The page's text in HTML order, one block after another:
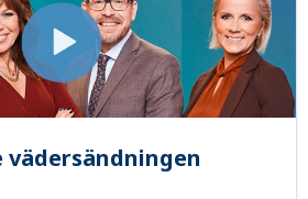
vädersändningen